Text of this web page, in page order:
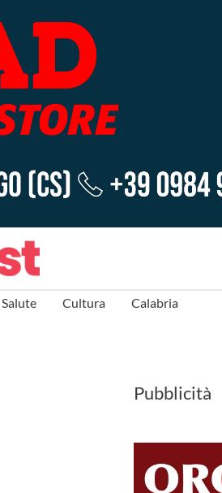
Salute Cultura Calabria
Pubblicità